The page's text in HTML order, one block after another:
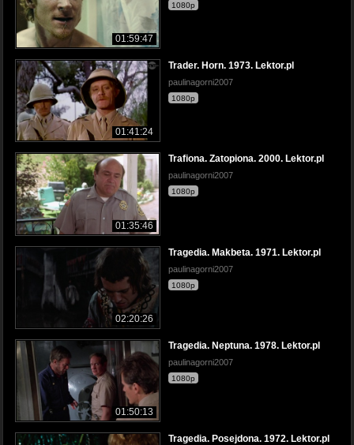
01:59:47
1080p
01:41:24
Trader. Horn. 1973. Lektor.pl
paulinagorni2007
1080p
01:35:46
Trafiona. Zatopiona. 2000. Lektor.pl
paulinagorni2007
1080p
02:20:26
Tragedia. Makbeta. 1971. Lektor.pl
paulinagorni2007
1080p
01:50:13
Tragedia. Neptuna. 1978. Lektor.pl
paulinagorni2007
1080p
Tragedia. Posejdona. 1972. Lektor.pl